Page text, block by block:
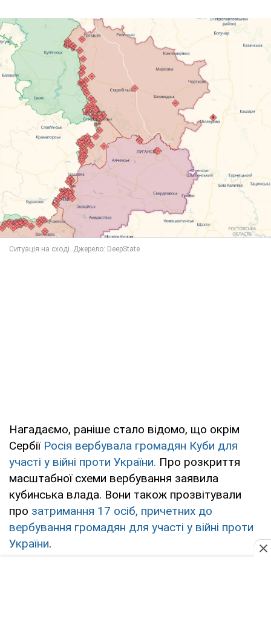
Нагадаємо, раніше стало відомо, що окрім
Сербії Росія вербувала громадян Куби для
участі у війні проти України. Про розкриття
масштабної схеми вербування заявила
кубинська влада. Вони також прозвітували
про затримання 17 осіб, причетних до
вербування громадян для участі у війні проти
України.